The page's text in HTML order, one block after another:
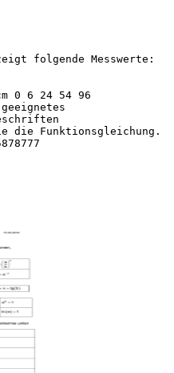
folgende Messwerte:
0 6 24 54 96
die Funktionsgleichung.